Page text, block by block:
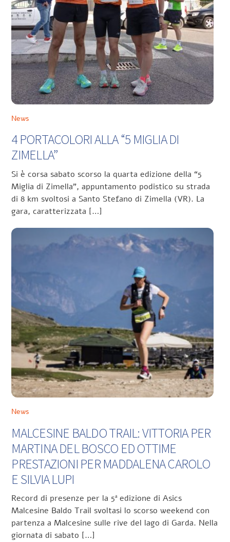
News
4 PORTACOLORI ALLA “5 MIGLIA DI
ZIMELLA”
Si è corsa sabato scorso la quarta edizione della “5
Miglia di Zimella”, appuntamento podistico su strada
di 8 km svoltosi a Santo Stefano di Zimella (VR). La
gara, caratterizzata […]
News
MALCESINE BALDO TRAIL: VITTORIA PER
MARTINA DEL BOSCO ED OTTIME
PRESTAZIONI PER MADDALENA CAROLO
E SILVIA LUPI
Record di presenze per la 5ª edizione di Asics
Malcesine Baldo Trail svoltasi lo scorso weekend con
partenza a Malcesine sulle rive del lago di Garda. Nella
giornata di sabato […]